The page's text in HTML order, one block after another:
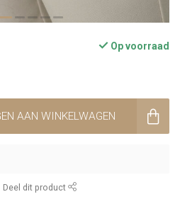
Op voorraad
AAN WINKELWAGEN
Deel dit product